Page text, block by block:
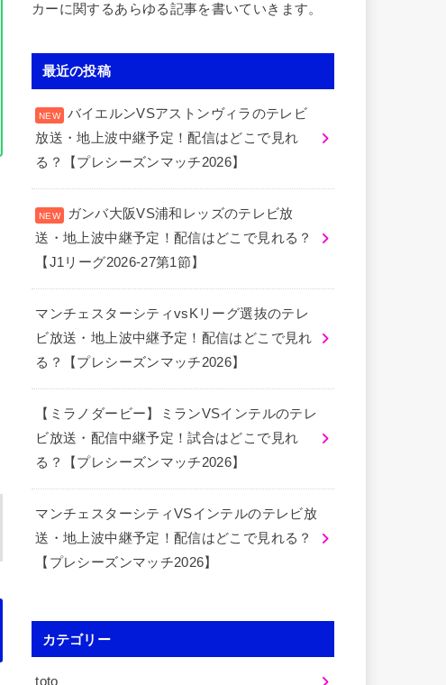
カーに関するあらゆる記事を書いていきます。
最近の投稿
バイエルンVSアストンヴィラのテレビ
放送・地上波中継予定！配信はどこで見れ
る？【プレシーズンマッチ2026】
ガンバ大阪VS浦和レッズのテレビ放
送・地上波中継予定！配信はどこで見れる？
【J1リーグ2026-27第1節】
マンチェスターシティvsKリーグ選抜のテレ
ビ放送・地上波中継予定！配信はどこで見れ
る？【プレシーズンマッチ2026】
【ミラノダービー】ミランVSインテルのテレ
ビ放送・配信中継予定！試合はどこで見れ
る？【プレシーズンマッチ2026】
マンチェスターシティVSインテルのテレビ放
送・地上波中継予定！配信はどこで見れる？
【プレシーズンマッチ2026】
カテゴリー
toto